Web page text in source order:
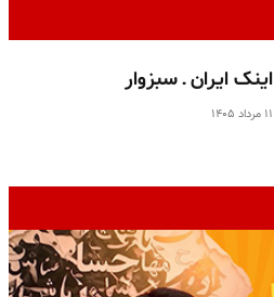
اینک ایران ـ سبزوار
۱۱ مرداد ۱۴۰۵